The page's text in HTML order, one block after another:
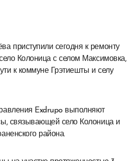
Колоница с селом Максимовка,
к коммуне Грэтиешты и селу
Exdrupo выполняют
связывающей село Колоница и
района.